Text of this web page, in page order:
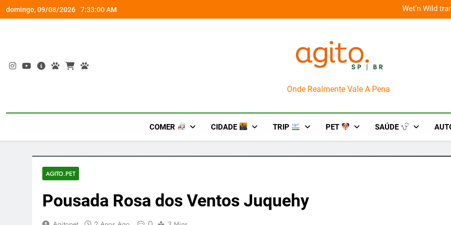
Skip
to
domingo, 09/08/2026 7:33:02 AM
ao diabetes “Led Zeppelin
AgitoSP
Onde Realmente Vale A Pena
COMER CIDADE TRIP PET SAÚDE
AGITO.PET
Pousada Rosa dos Ventos Juquehy